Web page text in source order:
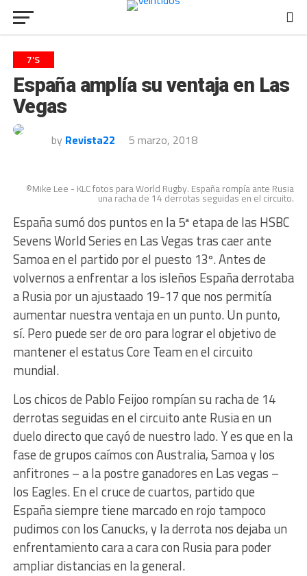
7'S
España amplía su ventaja en Las
Vegas
by Revista22 5 marzo, 2018
©Mike Lee - KLC fotos para World Rugby. España rompía ante Rusia
una racha de 14 derrotas seguidas en el circuito.
España sumó dos puntos en la 5ª etapa de las HSBC
Sevens World Series en Las Vegas tras caer ante
Samoa en el partido por el puesto 13º. Antes de
volvernos a enfrentar a los isleños España derrotaba
a Rusia por un ajustaado 19-17 que nos permitía
aumentar nuestra ventaja en un punto. Un punto,
sí. Pero puede ser de oro para lograr el objetivo de
mantener el estatus Core Team en el circuito
mundial.
Los chicos de Pablo Feijoo rompían su racha de 14
derrotas seguidas en el circuito ante Rusia en un
duelo directo que cayó de nuestro lado. Y es que en la
fase de grupos caímos con Australia, Samoa y los
anfitrones – a la postre ganadores en Las vegas –
los Eagles. En el cruce de cuartos, partido que
España siempre tiene marcado en rojo tampoco
pudimos con los Canucks, y la derrota nos dejaba un
enfrentamiento cara a cara con Rusia para poder
ampliar distancias en la general.